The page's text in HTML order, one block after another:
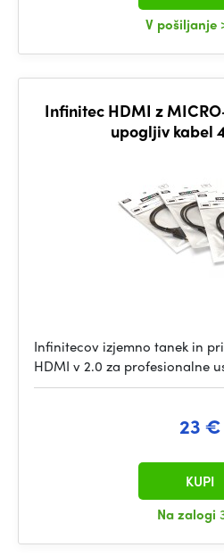
V pošiljanje
Infinitec HDMI z
upogljiv kabel
Infinitecov izjemno tanek in
HDMI v 2.0 za profesionalne
23 €
Na zalogi
KUPI